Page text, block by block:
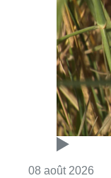
08 août 2026